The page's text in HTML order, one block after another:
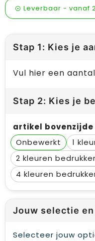
Leverbaar - vanaf
Stap 1: Kies je
Vul hier een
Stap 2: Kies je
artikel bovenzijde
Onbewerkt
1
2
4
Jouw selectie
Selecteer jouw